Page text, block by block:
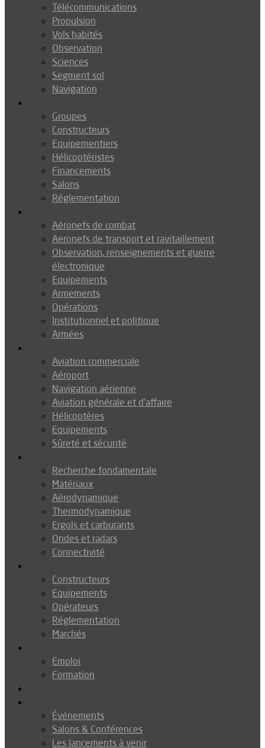
Télécommunications
Propulsion
Vols habités
Observation
Sciences
Segment sol
Navigation
Groupes
Constructeurs
Equipementiers
Hélicoptéristes
Financements
Salons
Réglementation
Aéronefs de combat
Aeronefs de transport et ravitaillement
Observation, renseignements et guerre
électronique
Equipements
Armements
Opérations
Institutionnel et politique
Armées
Aviation commerciale
Aéroport
Navigation aérienne
Aviation générale et d’affaire
Hélicoptères
Equipements
Sûreté et sécurité
Recherche fondamentale
Matériaux
Aérodynamique
Thermodynamique
Ergols et carburants
Ondes et radars
Connectivité
Constructeurs
Equipements
Opérateurs
Réglementation
Marchés
Emploi
Formation
Événements
Salons & Conférences
Les lancements à venir